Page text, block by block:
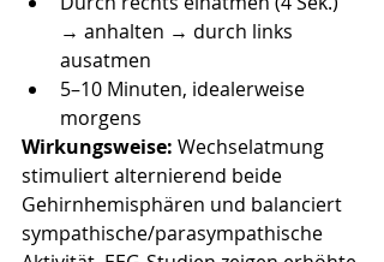
→ anhalten → durch links
ausatmen
5–10 Minuten, idealerweise
morgens
Wirkungsweise: Wechselatmung
stimuliert alternierend beide
Gehirnhemisphären und balanciert
sympathische/parasympathische